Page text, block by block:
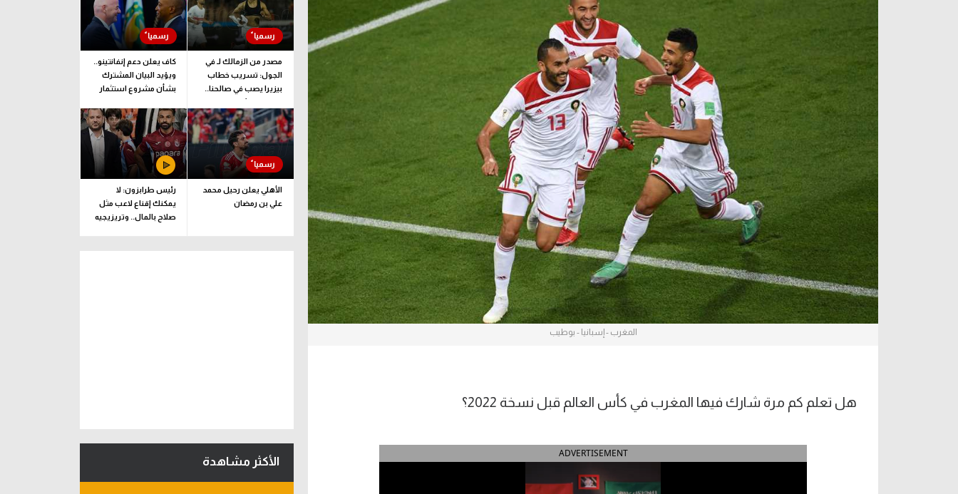
ركن الألعاب
الدوري السعودي للمحترفين
دوري أبطال أوروبا
دوري أبطال إفريقيا
كل البطولات
رياضات أخرى
أمريكا
المغرب - إسبانيا - بوطيب
هل تعلم كم مرة شارك فيها المغرب في كأس العالم قبل نسخة 2022؟
ADVERTISEMENT
مصدر من الزمالك لـ في
الجول: تسريب خطاب
بيزيرا يصب في صالحنا..
وقرارنا نهائي
كاف يعلن دعم إنفانتينو..
ويؤيد البيان المشترك
بشأن مشروع استثمار
الأهلي يعلن رحيل محمد
علي بن رمضان
رئيس طرابزون: لا
يمكنك إقناع لاعب مثل
صلاح بالمال.. وتريزيجيه
الأكثر مشاهدة